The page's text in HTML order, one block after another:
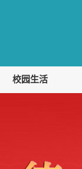
校园生活